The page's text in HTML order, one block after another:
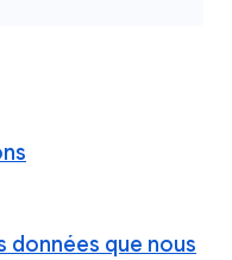
données que nous